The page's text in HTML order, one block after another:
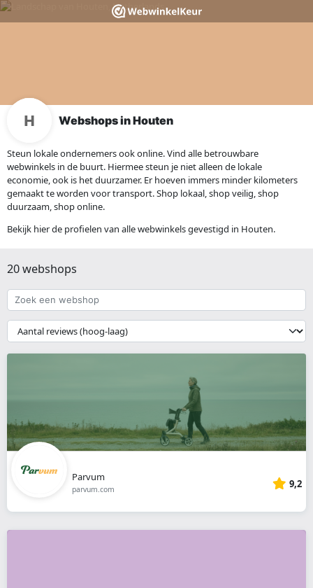
Webshops in Houten
Steun lokale ondernemers ook online. Vind alle betrouwbare
webwinkels in de buurt. Hiermee steun je niet alleen de lokale
economie, ook is het duurzamer. Er hoeven immers minder kilometers
gemaakt te worden voor transport. Shop lokaal, shop veilig, shop
duurzaam, shop online.
Bekijk hier de profielen van alle webwinkels gevestigd in Houten.
20 webshops
Zoek
een
webshop
{{
__('Sort')
}}
Parvum
parvum.com 9,2